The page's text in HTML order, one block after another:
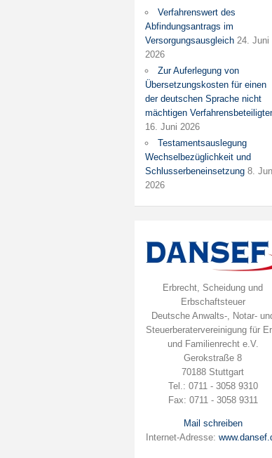
Verfahrenswert des
Abfindungsantrags im
Versorgungsausgleich 24. Juni
2026
Zur Auferlegung von
Übersetzungskosten für einen
der deutschen Sprache nicht
mächtigen
16. Juni 2026
Testamentsauslegung
Wechselbezüglichkeit und
Schlusserbeneinsetzung 8.
2026
Erbrecht, Scheidung und
Erbschaftsteuer
Deutsche Anwalts-, Notar-
Steuerberatervereinigung für
und Familienrecht e.V.
Gerokstraße 8
70188 Stuttgart
Tel.: 0711 - 3058 9310
Fax: 0711 - 3058 9311
Mail schreiben
Internet-Adresse: